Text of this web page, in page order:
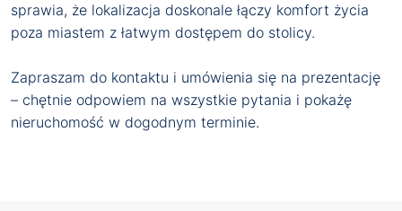
sprawia, że lokalizacja doskonale łączy komfort życia
poza miastem z łatwym dostępem do stolicy.
Zapraszam do kontaktu i umówienia się na prezentację
– chętnie odpowiem na wszystkie pytania i pokażę
nieruchomość w dogodnym terminie.